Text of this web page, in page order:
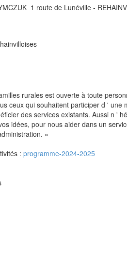
1 route de Lunéville -
rurales est ouverte à toute
ceux qui souhaitent participer d ' une
des services existants. Aussi n '
idées, pour nous aider dans un
»
: programme-2024-2025